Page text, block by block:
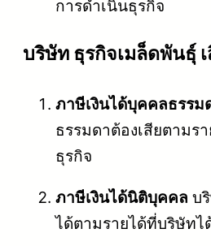
การดำเนินธุรกิจ
บริษัท ธุรกิจเมล็ดพันธุ์
ภาษีเงินได้บุคคลธรรม
ธรรมดาต้องเสียตามร
ธุรกิจ
ภาษีเงินได้นิติบุคคล บ
ได้ตามรายได้ที่บริษัทไ